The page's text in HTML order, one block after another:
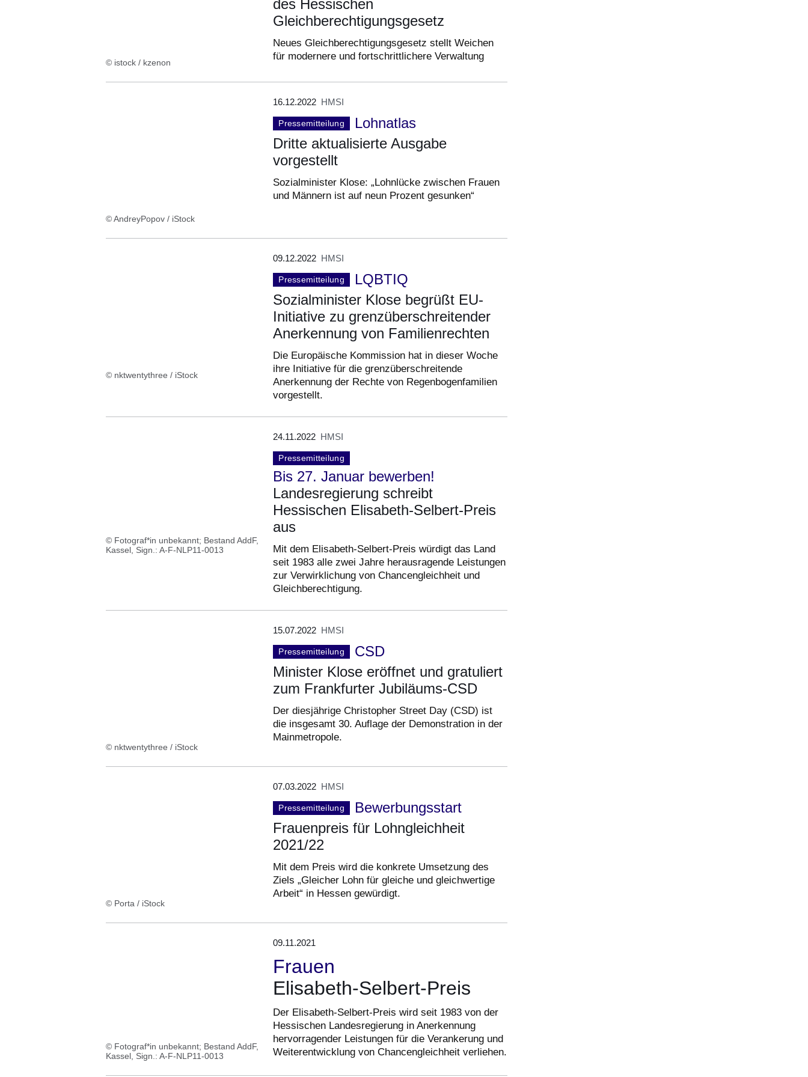
© istock / kzenon
des Hessischen
Gleichberechtigungsgesetz
Neues Gleichberechtigungsgesetz stellt Weichen
für modernere und fortschrittlichere Verwaltung
© AndreyPopov / iStock
16.12.2022 HMSI
Pressemitteilung
Lohnatlas
Dritte aktualisierte Ausgabe
vorgestellt
Sozialminister Klose: „Lohnlücke zwischen Frauen
und Männern ist auf neun Prozent gesunken“
© nktwentythree / iStock
09.12.2022 HMSI
Pressemitteilung
LQBTIQ
Sozialminister Klose begrüßt EU-
Initiative zu grenzüberschreitender
Anerkennung von Familienrechten
Die Europäische Kommission hat in dieser Woche
ihre Initiative für die grenzüberschreitende
Anerkennung der Rechte von Regenbogenfamilien
vorgestellt.
© Fotograf*in unbekannt; Bestand AddF,
Kassel, Sign.: A-F-NLP11-0013
24.11.2022 HMSI
Pressemitteilung
Bis 27. Januar bewerben!
Landesregierung schreibt
Hessischen Elisabeth-Selbert-Preis
aus
Mit dem Elisabeth-Selbert-Preis würdigt das Land
seit 1983 alle zwei Jahre herausragende Leistungen
zur Verwirklichung von Chancengleichheit und
Gleichberechtigung.
© nktwentythree / iStock
15.07.2022 HMSI
Pressemitteilung
CSD
Minister Klose eröffnet und gratuliert
zum Frankfurter Jubiläums-CSD
Der diesjährige Christopher Street Day (CSD) ist
die insgesamt 30. Auflage der Demonstration in der
Mainmetropole.
© Porta / iStock
07.03.2022 HMSI
Pressemitteilung
Bewerbungsstart
Frauenpreis für Lohngleichheit
2021/22
Mit dem Preis wird die konkrete Umsetzung des
Ziels „Gleicher Lohn für gleiche und gleichwertige
Arbeit“ in Hessen gewürdigt.
© Fotograf*in unbekannt; Bestand AddF,
Kassel, Sign.: A-F-NLP11-0013
09.11.2021
Frauen
Elisabeth-Selbert-Preis
Der Elisabeth-Selbert-Preis wird seit 1983 von der
Hessischen Landesregierung in Anerkennung
hervorragender Leistungen für die Verankerung und
Weiterentwicklung von Chancengleichheit verliehen.